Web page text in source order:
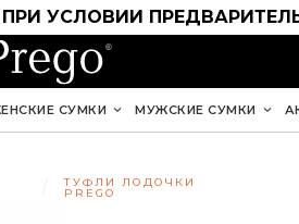
УСЛОВИИ
СУМКИ МУЖСКИЕ СУМКИ
ТУФЛИ ЛОДОЧКИ
PREGO